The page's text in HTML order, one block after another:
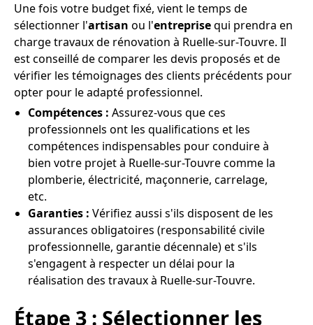
Une fois votre budget fixé, vient le temps de
sélectionner l'artisan ou l'entreprisequi prendra en
charge travaux de rénovation à Ruelle-sur-Touvre. Il
est conseillé de comparer les devis proposés et de
vérifier les témoignages des clients précédents pour
opter pour le adapté professionnel.
Compétences : Assurez-vous que ces
professionnels ont les qualifications et les
compétences indispensables pour conduire à
bien votre projet à Ruelle-sur-Touvre comme la
plomberie, électricité, maçonnerie, carrelage,
etc.
Garanties : Vérifiez aussi s'ils disposent de les
assurances obligatoires (responsabilité civile
professionnelle, garantie décennale) et s'ils
s'engagent à respecter un délai pour la
réalisation des travaux à Ruelle-sur-Touvre.
Étape 3 : Sélectionner les